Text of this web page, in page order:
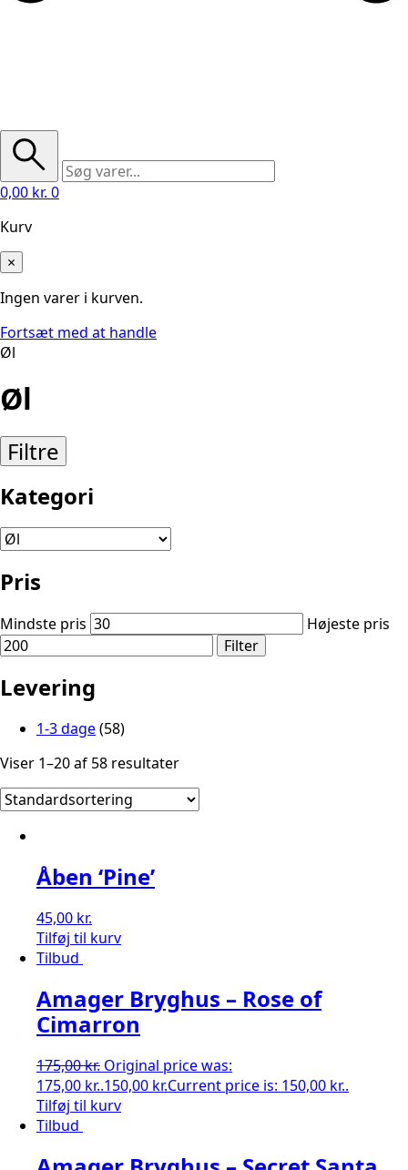
0,00 kr. 0
Kurv
×
Ingen varer i kurven.
Fortsæt med at handle
Øl
Øl
Filtre
Kategori
Pris
Mindste pris
Højeste pris
Filter
Levering
1-3 dage(58)
Viser 1–20 af 58 resultater
Åben ‘Pine’
45,00 kr.
Tilføj til kurv
Tilbud
Amager Bryghus – Rose of
Cimarron
175,00kr. Original price was:
175,00 kr..150,00 kr.Current price is: 150,00 kr..
Tilføj til kurv
Tilbud